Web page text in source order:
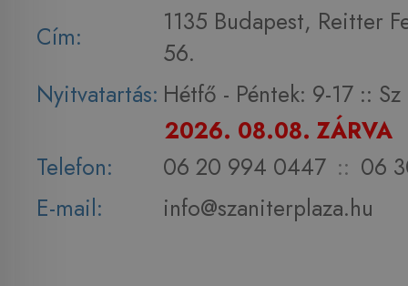
Cím:
1135 Budapest, Reitter
56.
Nyitvatartás: Hétfő - Péntek: 9-17 :: Sz
2026. 08.08. ZÁRVA
Telefon:
06 20 994 0447 :: 06
E-mail:
info@szaniterplaza.hu